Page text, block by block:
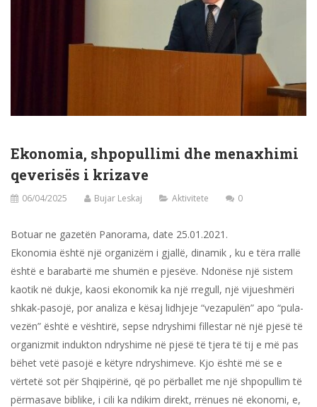
Ekonomia, shpopullimi dhe menaxhimi
qeverisës i krizave
06/04/2025 Bujar Leskaj Aktivitete 0
Botuar ne gazetën Panorama, date 25.01.2021.
Ekonomia është një organizëm i gjallë, dinamik , ku e tëra rrallë
është e barabartë me shumën e pjesëve. Ndonëse një sistem
kaotik në dukje, kaosi ekonomik ka një rregull, një vijueshmëri
shkak-pasojë, por analiza e kësaj lidhjeje “vezapulën” apo “pula-
vezën” është e vështirë, sepse ndryshimi fillestar në një pjesë të
organizmit indukton ndryshime në pjesë të tjera të tij e më pas
bëhet vetë pasojë e këtyre ndryshimeve. Kjo është më se e
vërtetë sot për Shqipërinë, që po përballet me një shpopullim të
përmasave biblike, i cili ka ndikim direkt, rrënues në ekonomi, e,